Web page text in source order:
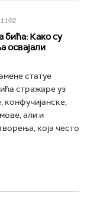
бића: Како су
освајали
статуе
стражаре уз
конфучијанске,
али и
која често